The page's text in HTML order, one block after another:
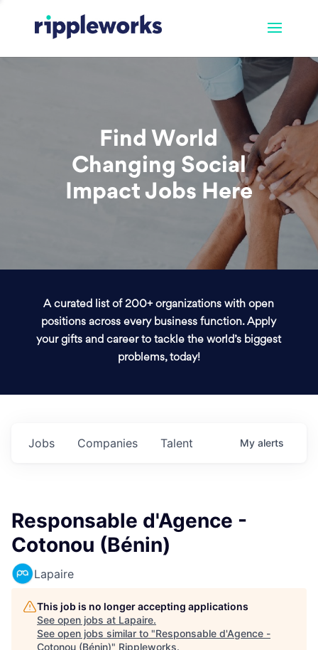
Find World
Changing Social
Impact Jobs Here
A curated list of 200+ organizations with open
positions across every business function. Apply
your gifts and career to tackle the world’s biggest
problems, today!
Jobs Companies Talent My alerts
Responsable d'Agence -
Cotonou (Bénin)
Lapaire
This job is no longer accepting applications
See open jobs at Lapaire.
See open jobs similar to "Responsable d'Agence -
Cotonou (Bénin)" Rippleworks.